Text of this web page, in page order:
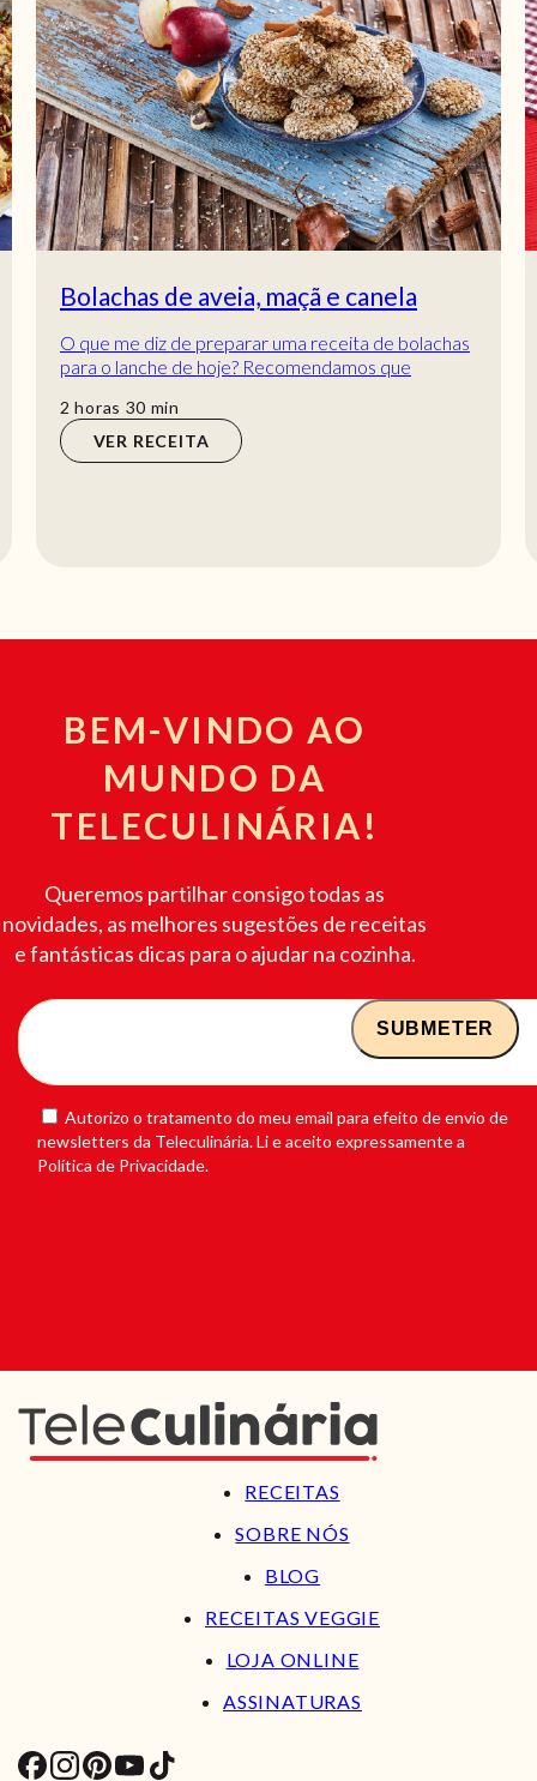
Leite-creme com claras e caramelo
Receita de Leite-creme com claras e caramelo.
Descubra como cozinhar a receita de Leite-creme
1hora
hora
VER RECEITA
BEM-VINDO AO
MUNDO DA
TELECULINÁRIA!
Queremos partilhar consigo todas as
novidades, as melhores sugestões de receitas
e fantásticas dicas para o ajudar na cozinha.
Autorizo o tratamento do meu email para efeito de envio de
newsletters da Teleculinária. Li e aceito expressamente a
Política de Privacidade.
RECEITAS
SOBRE NÓS
BLOG
RECEITAS VEGGIE
LOJA ONLINE
ASSINATURAS